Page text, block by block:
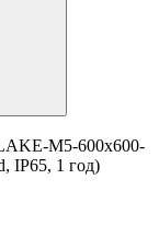
M5-600x600-
IP65, 1 год)